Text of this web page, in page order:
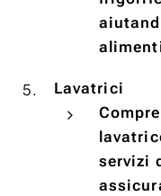
Lavatrici
servizi